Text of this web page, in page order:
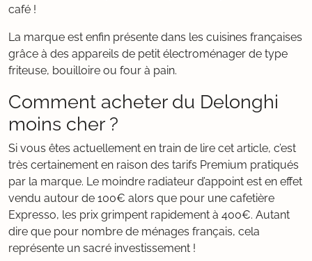
café !
La marque est enfin présente dans les cuisines françaises
grâce à des appareils de petit électroménager de type
friteuse, bouilloire ou four à pain.
Comment acheter du Delonghi
moins cher ?
Si vous êtes actuellement en train de lire cet article, c’est
très certainement en raison des tarifs Premium pratiqués
par la marque. Le moindre radiateur d’appoint est en effet
vendu autour de 100€ alors que pour une cafetière
Expresso, les prix grimpent rapidement à 400€. Autant
dire que pour nombre de ménages français, cela
représente un sacré investissement !